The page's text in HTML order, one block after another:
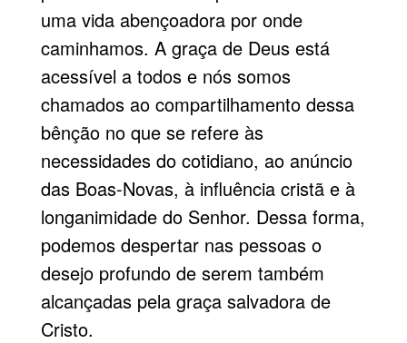
uma vida abençoadora por onde
caminhamos. A graça de Deus está
acessível a todos e nós somos
chamados ao compartilhamento dessa
bênção no que se refere às
necessidades do cotidiano, ao anúncio
das Boas-Novas, à influência cristã e à
longanimidade do Senhor. Dessa forma,
podemos despertar nas pessoas o
desejo profundo de serem também
alcançadas pela graça salvadora de
Cristo.